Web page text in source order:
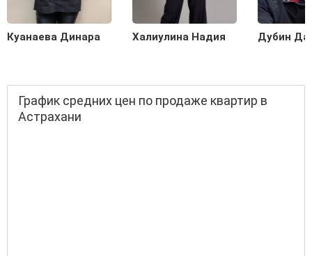
Куанаева Динара Халиулина Надия Дубин
График средних цен по продаже квартир в
Астрахани